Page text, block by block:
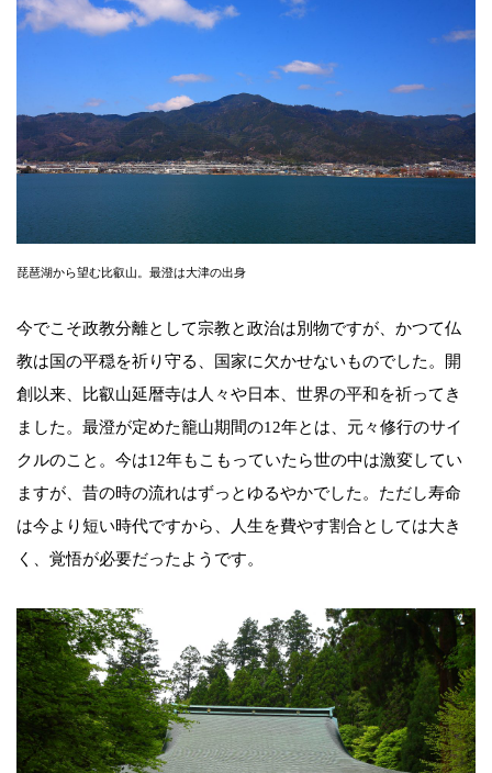
琵琶湖から望む比叡山。最澄は大津の出身
今でこそ政教分離として宗教と政治は別物ですが、かつて仏
教は国の平穏を祈り守る、国家に欠かせないものでした。開
創以来、比叡山延暦寺は人々や日本、世界の平和を祈ってき
ました。最澄が定めた籠山期間の12年とは、元々修行のサイ
クルのこと。今は12年もこもっていたら世の中は激変してい
ますが、昔の時の流れはずっとゆるやかでした。ただし寿命
は今より短い時代ですから、人生を費やす割合としては大き
く、覚悟が必要だったようです。